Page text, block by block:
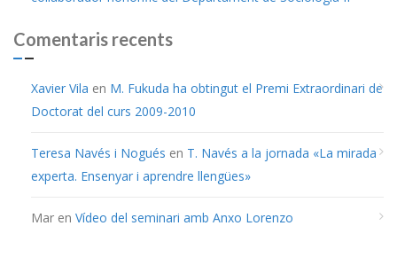
Comentaris recents
Xavier Vila en M. Fukuda ha obtingut el Premi Extraordinari de
Doctorat del curs 2009-2010
Teresa Navés i Nogués en T. Navés a la jornada «La mirada
experta. Ensenyar i aprendre llengües»
Mar en Vídeo del seminari amb Anxo Lorenzo